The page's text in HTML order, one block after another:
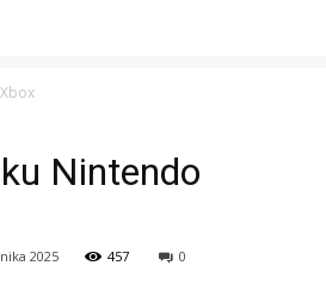
Xbox
Nintendo
2025 457 0